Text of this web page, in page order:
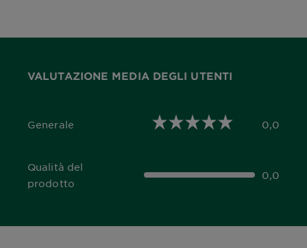
VALUTAZIONE MEDIA DEGLI UTENTI
Generale
0,0 out of 5 stars 0,0
Qualità del
prodotto
0,0 out of 5 stars 0,0